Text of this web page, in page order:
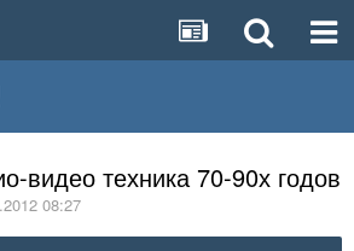
видео техника 70-90х годов
08:27